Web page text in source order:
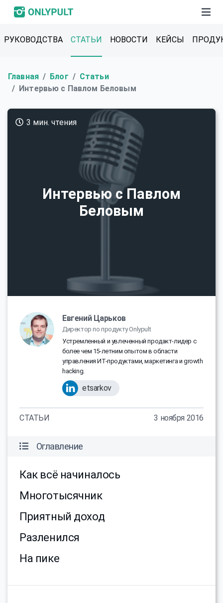
РУКОВОДСТВА СТАТЬИ НОВОСТИ КЕЙСЫ
Главная Блог
Статьи
Интервью с Павлом Беловым
Интервью с Павлом
Беловым
3 мин. чтения
Евгений Царьков
Директор по продукту Onlypult
Устремленный и увлеченный продакт-лидер с
более чем 15-летним опытом в области
управления ИТ-продуктами, маркетинга и growth
hacking.
etsarkov
СТАТЬИ 3 ноября 2016
Оглавление
Как всё начиналось
Многотысячник
Приятный доход
Разленился
На пике